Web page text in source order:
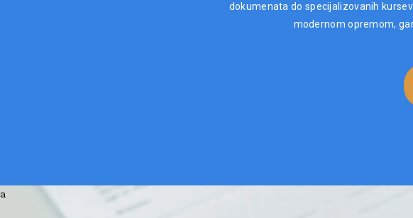
dokumenata do specijalizovanih
modernom opremom,